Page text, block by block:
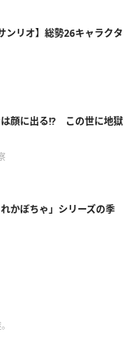
ンリオ】総勢26キャラクタ
顔に出る!? この世に地獄
かぼちゃ」シリーズの季